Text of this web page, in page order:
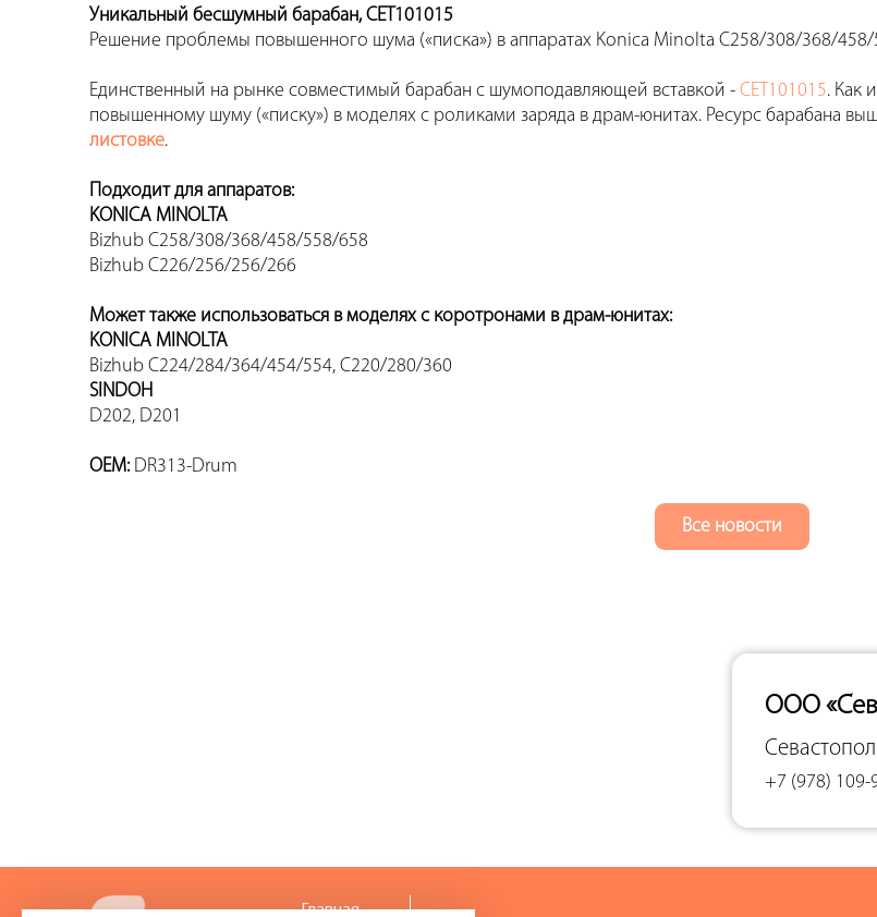
Уникальный бесшумный барабан, CET101015
Решение проблемы повышенного шума («писка») в аппаратах Konica Minolta C258/308/368/
Единственный на рынке совместимый барабан с шумоподавляющей вставкой - CET101015. Как
повышенному шуму («писку») в моделях с роликами заряда в драм-юнитах. Ресурс барабана
листовке.
Подходит для аппаратов:
KONICA MINOLTA
Bizhub C258/308/368/458/558/658
Bizhub C226/256/256/266
Может также использоваться в моделях с коротронами в драм-юнитах:
KONICA MINOLTA
Bizhub C224/284/364/454/554, C220/280/360
SINDOH
D202, D201
OEM: DR313-Drum
Все новости
ООО
+7 (978) 109-
Главная